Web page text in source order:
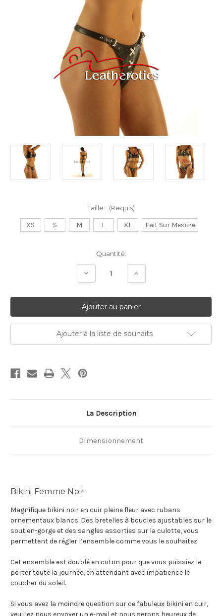
Taille: (Requis)
XS S M L XL Fait Sur Mesure
Quantité:
Diminuer Augmenter
Ajouter à la liste de souhaits
La Description
Dimensionnement
Bikini Femme Noir
Magnifique bikini noir en cuir pleine fleur avec rubans
ornementaux blancs. Des bretelles à boucles ajustables sur le
soutien-gorge et des sangles assorties sur la culotte, vous
permettent de régler l’ensemble comme vous le souhaitez.
Cet ensemble est doublé en coton pour que vous puissiez le
porter toute la journée, en attendant avec impatience le
coucher du soleil.
Si vous avez la moindre question sur ce fabuleux bikini en cuir,